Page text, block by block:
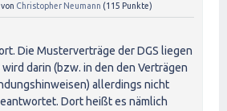
von Christopher Neumann (115 Punkte)
Die Musterverträge der DGS liegen
wird darin (bzw. in den den Verträgen
allerdings nicht
Dort heißt es nämlich